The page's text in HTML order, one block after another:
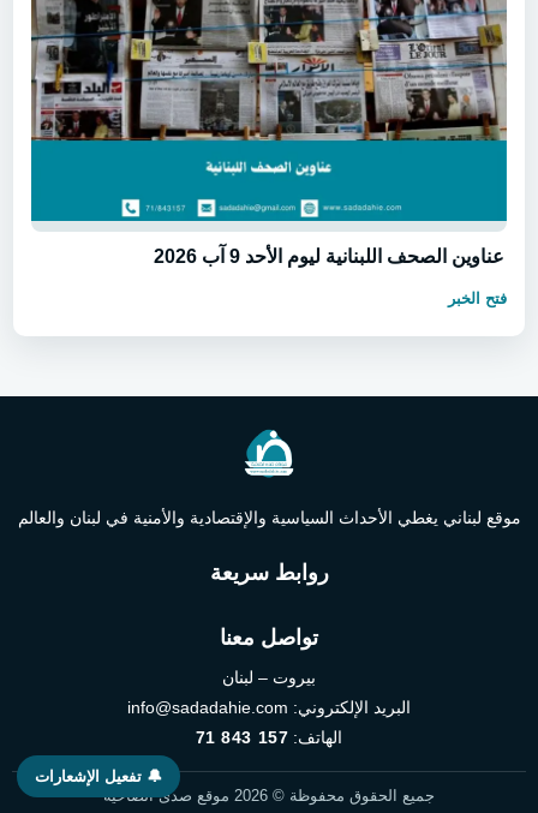
عناوين الصحف اللبنانية ليوم الأحد 9 آب 2026
فتح الخبر
موقع لبناني يغطي الأحداث السياسية والإقتصادية والأمنية في لبنان والعالم
روابط سريعة
تواصل معنا
بيروت – لبنان
البريد الإلكتروني: info@sadadahie.com
الهاتف: 71 843 157
جميع الحقوق محفوظة © 2026 موقع صدى الضاحية
🔔 تفعيل الإشعارات